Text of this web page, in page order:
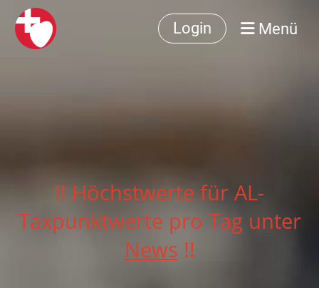
Login Menü
!! Höchstwerte für AL-
Taxpunktwerte pro Tag unter
News !!